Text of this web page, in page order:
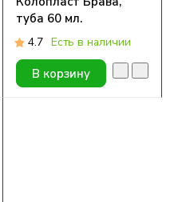
туба 60 мл.
4.7 Есть в наличии
В корзину